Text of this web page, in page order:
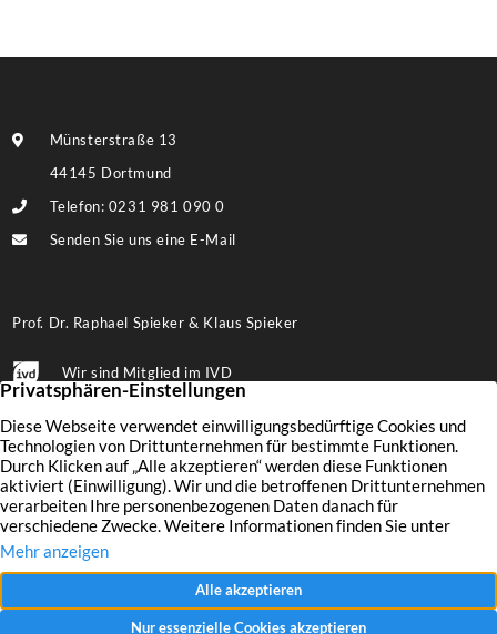
Münsterstraße 13
44145 Dortmund
Telefon: 0231 981 090 0
Senden Sie uns eine E-Mail
Prof. Dr. Raphael Spieker & Klaus Spieker
Wir sind Mitglied im IVD
Folgen Sie uns auf Facebook
Immobilien Wertermittlung
Aktuelles
Leistungen
Verkaufen
Unternehmen
Impressum
Vermieten
Referenzen Datenschutz